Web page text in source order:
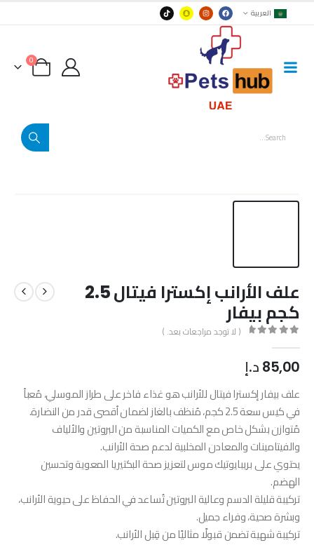
العربية
0
علف الأرانب إكسترا فيتال 2.5
كجم بيفار
( لا توجد مراجعات بعد. )
85,00 د.إ
علف بيفار إكسترا فيتال للأرانب هو غذاء فاخر على طراز الموسلي، مُعبأ
في كيس سعة 2.5 كجم، مُنظف بالغاز لضمان أقصى قدر من النضارة.
مُتوازن بشكل خاص مع الكميات المناسبة من البروتين والألياف
والفيتامينات والمعادن المخلبية لدعم صحة الأرانب.
يحتوي على بريبايوتيك موس لتعزيز صحة البكتيريا المعوية وتحسين
الهضم.
تركيبة قليلة الدسم وعالية البروتين تُساعد في الحفاظ على حيوية الأرانب،
وبشرة صحية، وفراء جميل.
تركيبة شهية تضمن قبولًا مثاليًا من قِبل الأرانب.